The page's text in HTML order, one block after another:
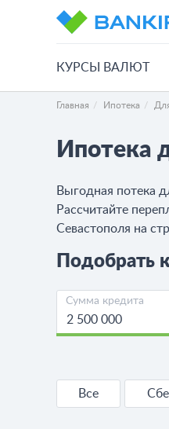
КУРСЫ ВАЛЮТ
Главная Ипотека
Ипотека
Выгодная потека
Рассчитайте
Севастополя на
Подобрать
Сумма кредита
Все